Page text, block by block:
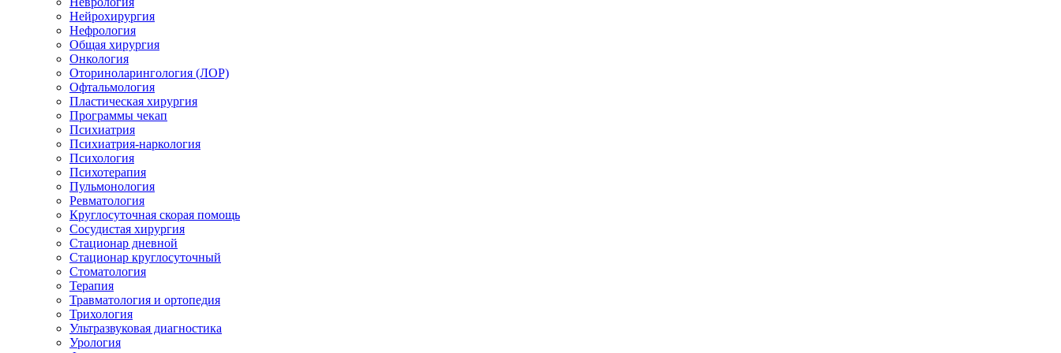
Нейрохирургия
Нефрология
Общая хирургия
Онкология
Оториноларингология (ЛОР)
Офтальмология
Пластическая хирургия
Программы чекап
Психиатрия
Психиатрия-наркология
Психология
Психотерапия
Пульмонология
Ревматология
Круглосуточная скорая помощь
Сосудистая хирургия
Стационар дневной
Стационар круглосуточный
Стоматология
Терапия
Травматология и ортопедия
Трихология
Ультразвуковая диагностика
Урология